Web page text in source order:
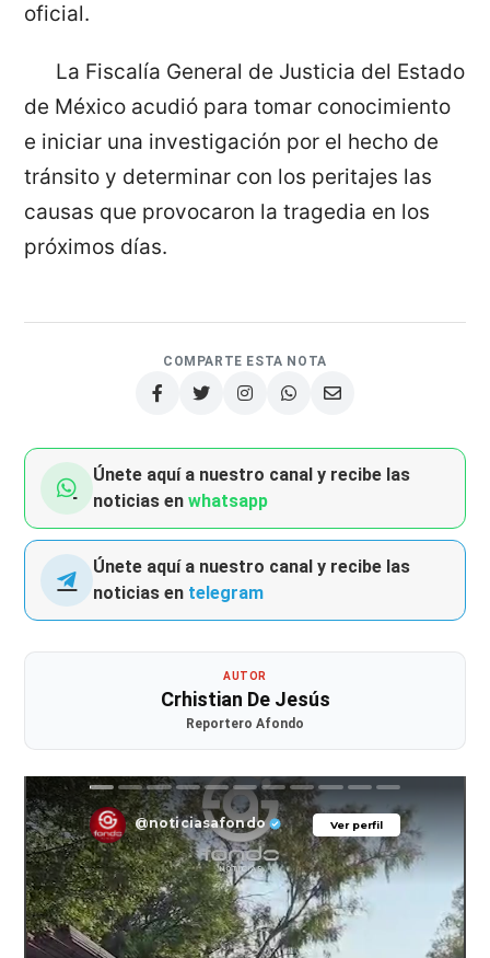
oficial.
La Fiscalía General de Justicia del Estado
de México acudió para tomar conocimiento
e iniciar una investigación por el hecho de
tránsito y determinar con los peritajes las
causas que provocaron la tragedia en los
próximos días.
COMPARTE ESTA NOTA
Únete aquí a nuestro canal y recibe las
noticias enwhatsapp
Únete aquí a nuestro canal y recibe las
noticias en telegram
AUTOR
Crhistian De Jesús
Reportero Afondo
Ver perfil
@noticiasafondo Ver perfil